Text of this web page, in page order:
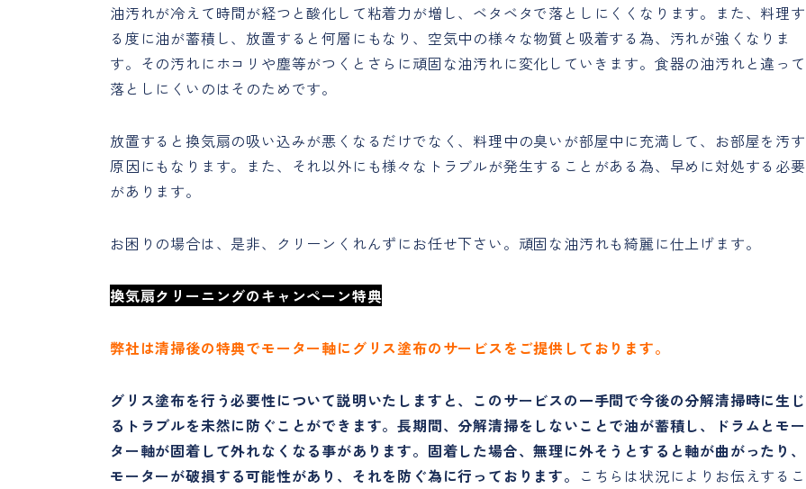
油汚れが冷えて時間が経つと酸化して粘着力が増し、ベタベタで落としにくくなります。また、料理す
る度に油が蓄積し、放置すると何層にもなり、空気中の様々な物質と吸着する為、汚れが強くなりま
す。その汚れにホコリや塵等がつくとさらに頑固な油汚れに変化していきます。食器の油汚れと違って
落としにくいのはそのためです。
放置すると換気扇の吸い込みが悪くなるだけでなく、料理中の臭いが部屋中に充満して、お部屋を汚す
原因にもなります。また、それ以外にも様々なトラブルが発生することがある為、早めに対処する必要
があります。
お困りの場合は、是非、クリーンくれんずにお任せ下さい。頑固な油汚れも綺麗に仕上げます。
換気扇クリーニングのキャンペーン特典
弊社は清掃後の特典でモーター軸にグリス塗布のサービスをご提供しております。
グリス塗布を行う必要性について説明いたしますと、このサービスの一手間で今後の分解清掃時に生じ
るトラブルを未然に防ぐことができます。長期間、分解清掃をしないことで油が蓄積し、ドラムとモー
ター軸が固着して外れなくなる事があります。固着した場合、無理に外そうとすると軸が曲がったり、
モーターが破損する可能性があり、それを防ぐ為に行っております。 こちらは状況によりお伝えするこ